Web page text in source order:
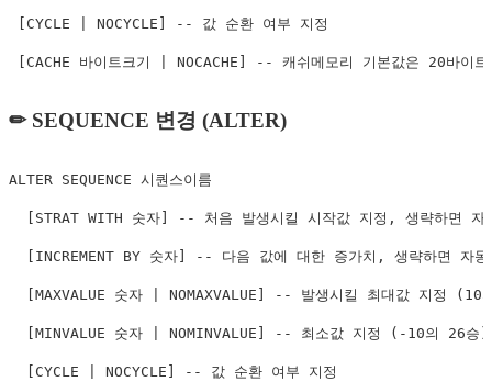
[ CYCLE NOCYCLE ] -- 값 순환 여부 지정
[ CACHE 바이트크기 NOCACHE ] -- 캐쉬메모리 기본값은 20바이
✏ SEQUENCE 변경 (ALTER)
ALTER SEQUENCE 시퀀스이름
STRAT WITH 숫자 -- 처음 발생시킬 시작값 지정, 생략하면 자
INCREMENT BY 숫자 -- 다음 값에 대한 증가치, 생략하면 자
MAXVALUE 숫자 NOMAXVALUE -- 발생시킬 최대값 지정
MINVALUE 숫자 NOMINVALUE -- 최소값 지정 (-10의 26승)
CYCLE NOCYCLE -- 값 순환 여부 지정